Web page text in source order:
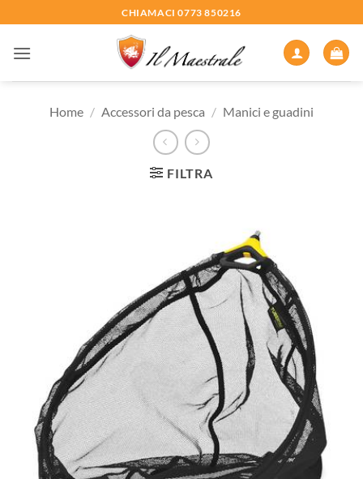
ai
contenuti
CHIAMACI 0773 850216
Home / Accessori da pesca / Manici e guadini
FILTRA